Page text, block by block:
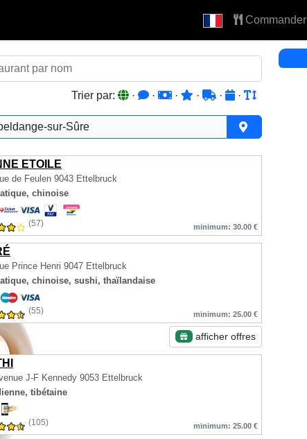
Commander
Trier par: · · · · · ·
sur-Sûre
ETOILE
de Feulen 9043 Ettelbruck
chinoise
(57) minimum: 30.00 €
Prince Henri 9047 Ettelbruck
chinoise, sushi, thaïlandaise
(55) minimum: 25.00 €
afficher offres
J-F Kennedy 9053 Ettelbruck
tibétaine
(105) minimum: 25.00 €